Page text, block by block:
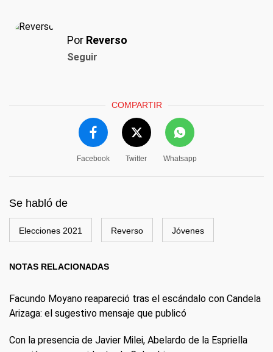
Por Reverso
Seguir
COMPARTIR
Facebook Twitter Whatsapp
Se habló de
Elecciones 2021 Reverso Jóvenes
NOTAS RELACIONADAS
Facundo Moyano reapareció tras el escándalo con Candela
Arizaga: el sugestivo mensaje que publicó
Con la presencia de Javier Milei, Abelardo de la Espriella